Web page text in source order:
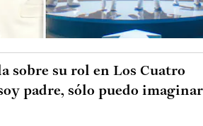
sobre su rol en Los Cuatro
padre, sólo puedo imaginar